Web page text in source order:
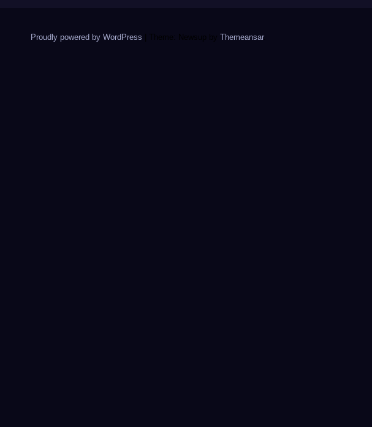
Proudly powered by WordPress Theme: Newsup by Themeansar.